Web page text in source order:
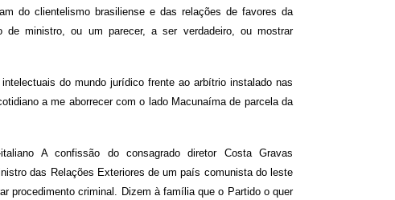
do clientelismo brasiliense e das relações de favores da
ministro, ou um parecer, a ser verdadeiro, ou mostrar
do mundo jurídico frente ao arbítrio instalado nas
a me aborrecer com o lado Macunaíma de parcela da
A confissão do consagrado diretor Costa Gravas
das Relações Exteriores de um país comunista do leste
procedimento criminal. Dizem à família que o Partido o quer